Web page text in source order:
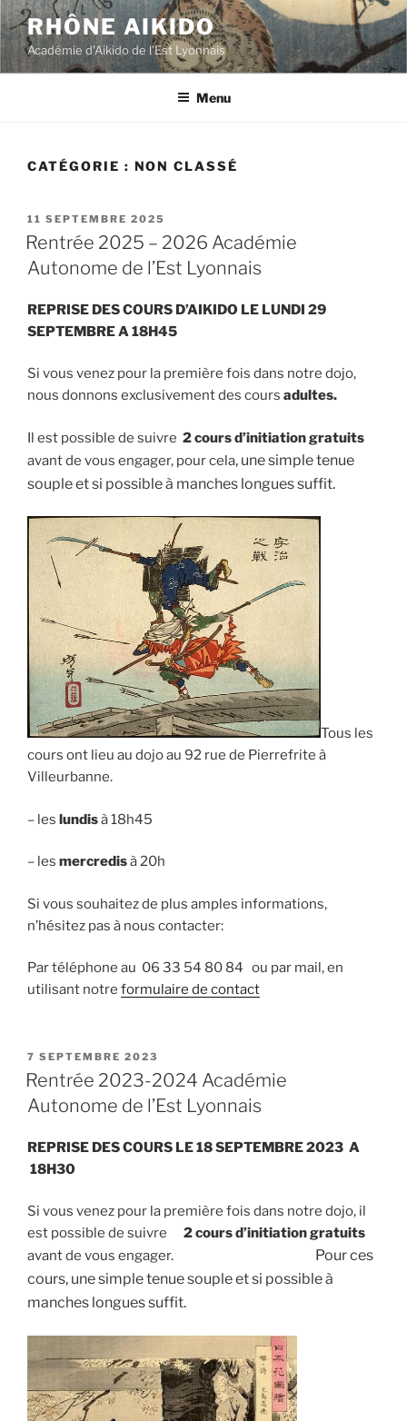
Aller
au
contenu
principal
RHÔNE AIKIDO
Académie d'Aikido de l'Est Lyonnais
Menu
CATÉGORIE : NON CLASSÉ
PUBLIÉ
LE
11 SEPTEMBRE 2025
Rentrée 2025 – 2026 Académie
Autonome de l’Est Lyonnais
REPRISE DES COURS D’AIKIDO LE LUNDI 29
SEPTEMBRE A 18H45
Si vous venez pour la première fois dans notre dojo,
nous donnons exclusivement des cours adultes.
Il est possible de suivre 2 cours d’initiation gratuits
avant de vous engager, pour cela, une simple tenue
souple et si possible à manches longues suffit.
Tous les
cours ont lieu au dojo au 92 rue de Pierrefrite à
Villeurbanne.
– les lundisà 18h45
– les mercredisà 20h
Si vous souhaitez de plus amples informations,
n’hésitez pas à nous contacter:
Par téléphone au 06 33 54 80 84 ou par mail, en
utilisant notre formulaire de contact
PUBLIÉ
LE
7 SEPTEMBRE 2023
Rentrée 2023-2024 Académie
Autonome de l’Est Lyonnais
REPRISE DES COURS LE 18 SEPTEMBRE 2023 A
18H30
Si vous venez pour la première fois dans notre dojo, il
est possible de suivre 2 cours d’initiation gratuits
avant de vous engager.
Pour ces
cours, une simple tenue souple et si possible à
manches longues suffit.